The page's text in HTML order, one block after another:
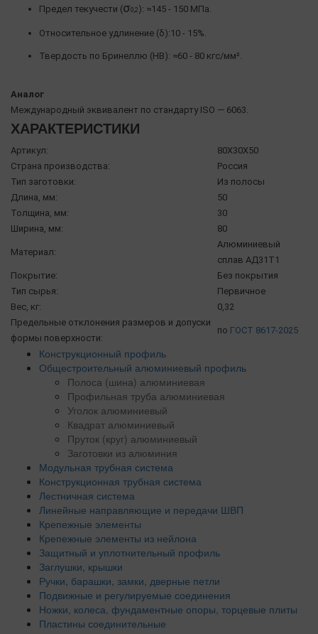
Предел текучести (σ0,2): ≈145 - 150 МПа.
Относительное удлинение (δ):10 - 15%.
Твердость по Бринеллю (HB): ≈60 - 80 кгс/мм².
Аналог
Международный эквивалент по стандарту ISO — 6063.
ХАРАКТЕРИСТИКИ
Артикул:
80X30X50
Страна производства:
Россия
Тип заготовки:
Из полосы
Длина, мм:
50
Толщина, мм:
30
Ширина, мм:
80
Материал:
Алюминиевый
сплав АД31Т1
Покрытие:
Без покрытия
Тип сырья:
Первичное
Вес, кг:
0,32
Предельные отклонения размеров и допуски
формы поверхности:
по ГОСТ 8617-2025
Конструкционный профиль
Общестроительный алюминиевый профиль
Полоса (шина) алюминиевая
Профильная труба алюминиевая
Уголок алюминиевый
Квадрат алюминиевый
Пруток (круг) алюминиевый
Заготовки из алюминия
Модульная трубная система
Конструкционная трубная система
Лестничная система
Линейные направляющие и передачи ШВП
Крепежные элементы
Крепежные элементы из нейлона
Защитный и уплотнительный профиль
Заглушки, крышки
Ручки, барашки, замки, дверные петли
Подвижные и регулируемые соединения
Ножки, колеса, фундаментные опоры, торцевые плиты
Пластины соединительные